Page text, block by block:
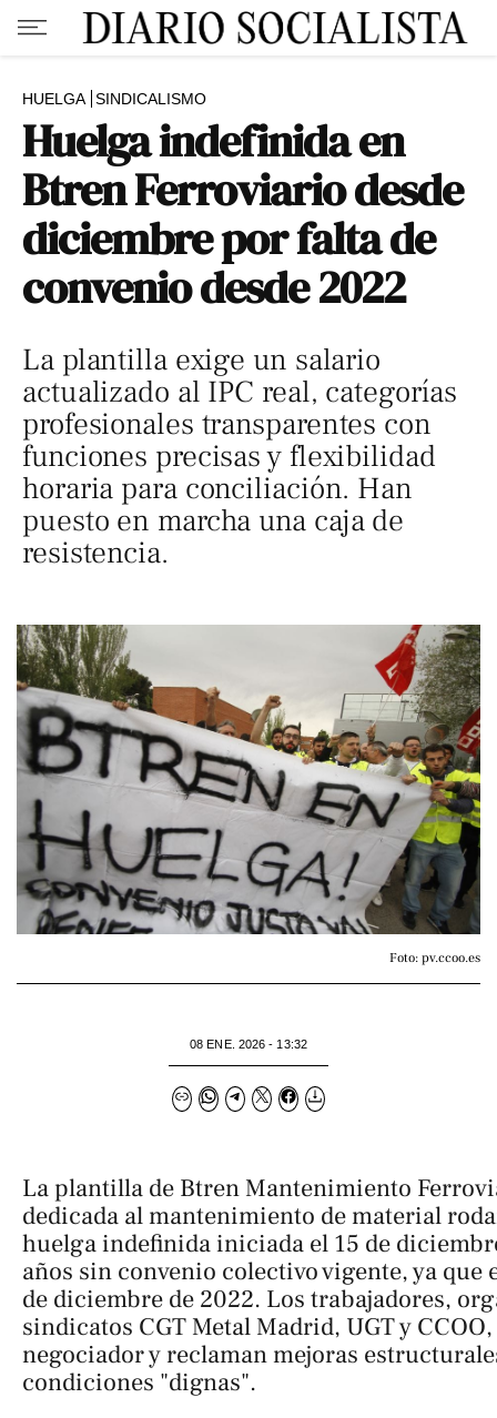
HUELGA SINDICALISMO
Huelga indefinida en
Btren Ferroviario desde
diciembre por falta de
convenio desde 2022
La plantilla exige un salario
actualizado al IPC real, categorías
profesionales transparentes con
funciones precisas y flexibilidad
horaria para conciliación. Han
puesto en marcha una caja de
resistencia.
Foto: pv.ccoo.es
08 ENE. 2026 - 13:32
La plantilla de Btren Mantenimiento
dedicada al mantenimiento de material
huelga indefinida iniciada el 15 de
años sin convenio colectivo vigente, ya
de diciembre de 2022. Los trabajadores,
sindicatos CGT Metal Madrid, UGT y
negociador y reclaman mejoras
condiciones "dignas".